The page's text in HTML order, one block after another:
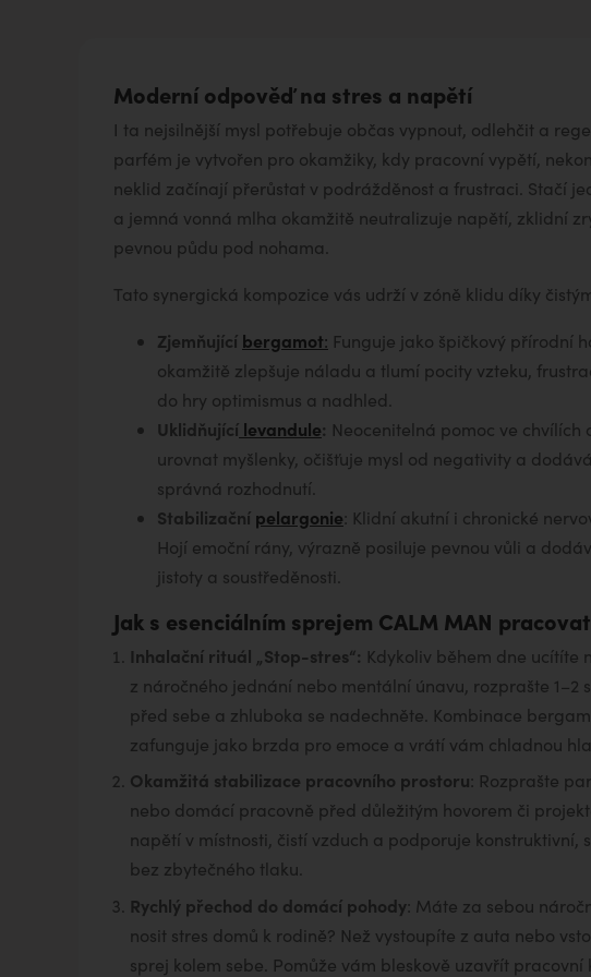
Moderní odpověď na stres a napětí
I ta nejsilnější mysl potřebuje občas vypnout, odlehčit a
parfém je vytvořen pro okamžiky, kdy pracovní vypětí,
neklid začínají přerůstat v podrážděnost a frustraci. Stačí
a jemná vonná mlha okamžitě neutralizuje napětí, zklidní
pevnou půdu pod nohama.
Tato synergická kompozice vás udrží v zóně klidu díky
Zjemňující bergamot: Funguje jako špičkový přírodní
okamžitě zlepšuje náladu a tlumí pocity vzteku,
do hry optimismus a nadhled.
Uklidňující levandule: Neocenitelná pomoc ve chvílích
urovnat myšlenky, očišťuje mysl od negativity a
správná rozhodnutí.
Stabilizační pelargonie: Klidní akutní i chronické
Hojí emoční rány, výrazně posiluje pevnou vůli a
jistoty a soustředěnosti.
Jak s esenciálním sprejem CALM MAN
Inhalační rituál „Stop-stres“: Kdykoliv během dne ucítíte
z náročného jednání nebo mentální únavu, rozprašte 1–2
před sebe a zhluboka se nadechněte. Kombinace
zafunguje jako brzda pro emoce a vrátí vám chladnou
Okamžitá stabilizace pracovního prostoru: Rozprašte
nebo domácí pracovně před důležitým hovorem či
napětí v místnosti, čistí vzduch a podporuje konstruktivní,
bez zbytečného tlaku.
Rychlý přechod do domácí pohody: Máte za sebou
nosit stres domů k rodině? Než vystoupíte z auta nebo
sprej kolem sebe. Pomůže vám bleskově uzavřít